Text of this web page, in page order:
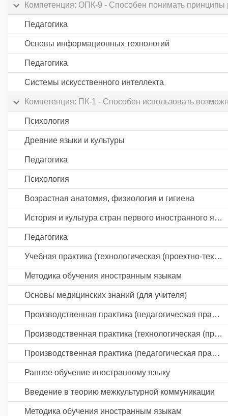
Компетенция: ОПК-9 - Способен понимать
Педагогика
Основы информационных технологий
Педагогика
Системы искусственного интеллекта
Компетенция: ПК-1 - Способен использовать
Психология
Древние языки и культуры
Педагогика
Психология
Возрастная анатомия, физиология и гигиена
История и культура стран первого иностранного языка
Педагогика
Учебная практика (технологическая (проектно-технологическая) практика)
Методика обучения иностранным языкам
Основы медицинских знаний (для учителя)
Производственная практика (педагогическая практика) часть 1
Производственная практика (технологическая (проектно-технологическая) практика)
Производственная практика (педагогическая практика) часть 2
Раннее обучение иностранному языку
Введение в теорию межкультурной коммуникации
Методика обучения иностранным языкам